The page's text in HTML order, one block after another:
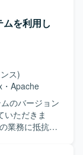
、アーキテ
だきます。
能移行や改
ブな影響を
だけでなく
し、その経
きたいと考
、状況に応じ
に進めてい
を利用し
ス)
・ Apache
いただきま